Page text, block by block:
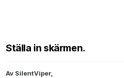
Ställa in skärmen.
Av SilentViper,